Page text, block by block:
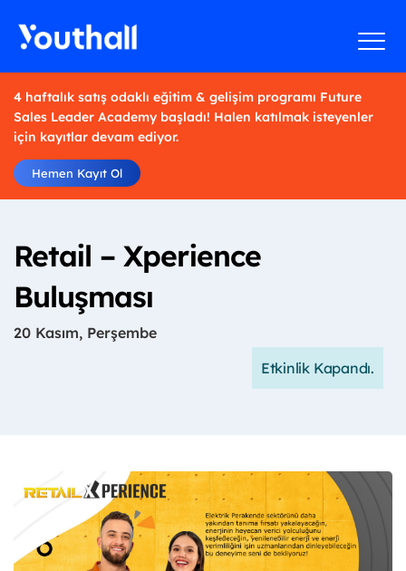
4 haftalık satış odaklı eğitim & gelişim programı Future
Sales Leader Academy başladı! Halen katılmak isteyenler
için kayıtlar devam ediyor.
Hemen Kayıt Ol
Retail – Xperience
Buluşması
20 Kasım, Perşembe
Etkinlik Kapandı.